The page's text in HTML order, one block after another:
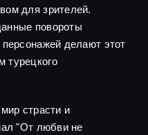
для зрителей.
повороты
делают этот
турецкого
страсти и
"От любви не